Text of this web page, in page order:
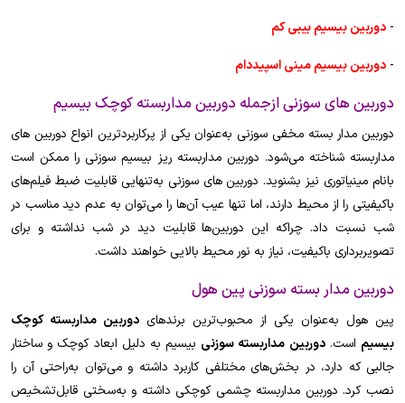
- دوربین بیسیم بیبی کم
- دوربین بیسیم مینی اسپیددام
دوربین های سوزنی ازجمله دوربین مداربسته کوچک بیسیم
دوربین مدار بسته مخفی سوزنی به‌عنوان یکی از پرکاربردترین انواع دوربین های
مداربسته شناخته می‌شود. دوربین مداربسته ریز بیسیم سوزنی را ممکن است
بانام مینیاتوری نیز بشنوید. دوربین های سوزنی به‌تنهایی قابلیت ضبط فیلم‌های
باکیفیتی را از محیط دارند، اما تنها عیب آن‌ها را می‌توان به عدم دید مناسب در
شب نسبت داد. چراکه این دوربین‌ها قابلیت دید در شب نداشته و برای
تصویربرداری باکیفیت، نیاز به نور محیط بالایی خواهند داشت.
دوربین مدار بسته سوزنی پین هول
پین هول به‌عنوان یکی از محبوب‌ترین برندهای دوربین مداربسته کوچک
بیسیم است.دوربین مداربسته سوزنی بیسیم به دلیل ابعاد کوچک و ساختار
جالبی که دارد، در بخش‌های مختلفی کاربرد داشته و می‌توان به‌راحتی آن را
نصب کرد. دوربین مداربسته چشمی کوچکی داشته و به‌سختی قابل‌تشخیص